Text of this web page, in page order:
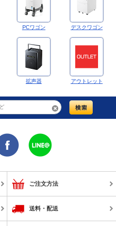
PCワゴン デスクワゴン
拡声器 アウトレット
ご注文方法
送料・配送